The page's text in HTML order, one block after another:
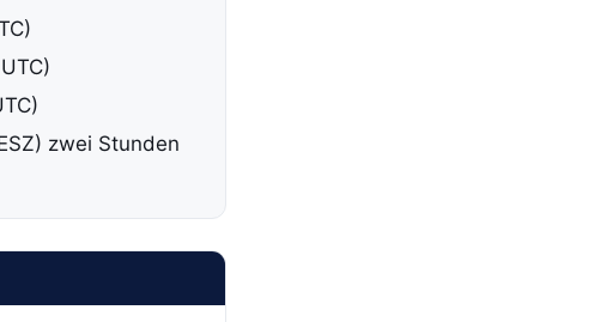
zwei Stunden